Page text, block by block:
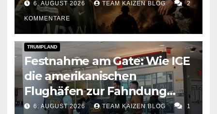
Trumps Iran-Krieg
6. AUGUST 2026 TEAM KAIZEN BLOG 2
KOMMENTARE
DARK AMERICA DEPORTATIONS & ICE TOPSTORY
TRUMPLAND
Festnahme am Gate: Wie ICE
die amerikanischen
Flughäfen zur Fahndung
umbaut
6. AUGUST 2026 TEAM KAIZEN BLOG 1